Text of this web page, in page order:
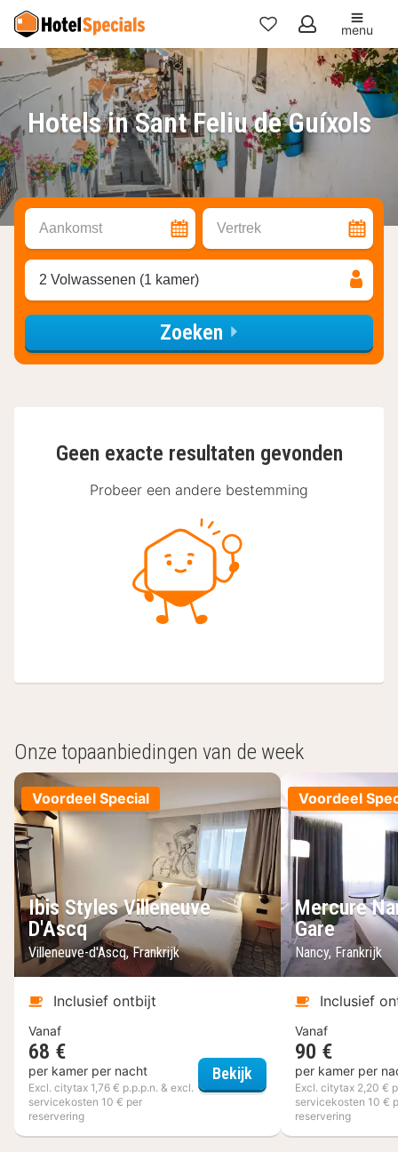
Mijn
favorieten
menu
Hotels in Sant Feliu de Guíxols
Aankomst Vertrek
2 Volwassenen (1 kamer)
Zoeken
Geen exacte resultaten gevonden
Probeer een andere bestemming
Onze topaanbiedingen van de week
Voordeel Special
Ibis Styles Villeneuve
D'Ascq
Villeneuve-d'Ascq, Frankrijk
Inclusief ontbijt
Vanaf
68 €
per kamer per nacht
Excl. citytax 1,76 € p.p.p.n. & excl.
servicekosten 10 € per
reservering
Bekijk Ibis Styles Villeneuve
Voordeel
Mercure
Gare
Nancy, Frankrijk
Inclusief
Vanaf
90 €
per kamer per
Excl. citytax 2,20 €
servicekosten 10 €
reservering